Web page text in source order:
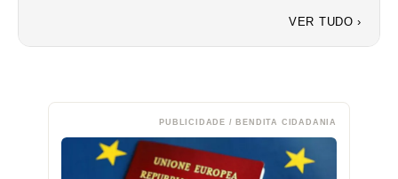
VER TUDO ›
PUBLICIDADE / BENDITA CIDADANIA